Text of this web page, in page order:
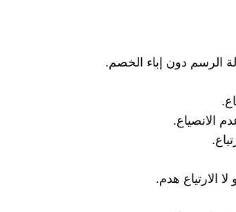
الرسم دون إباء الخصم.
الانصياع.
لا الارتياع هدم.